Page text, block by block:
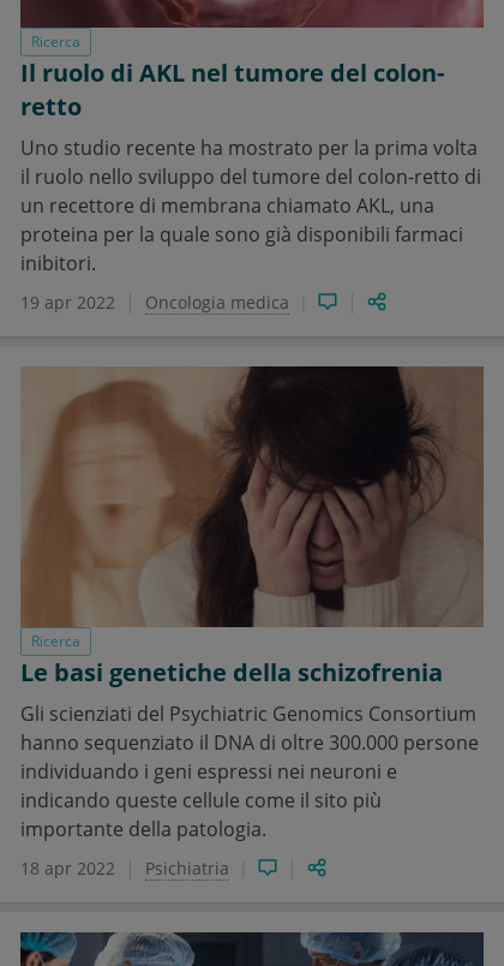
Ricerca
Il ruolo di AKL nel tumore del colon-
retto
Uno studio recente ha mostrato per la prima volta
il ruolo nello sviluppo del tumore del colon-retto di
un recettore di membrana chiamato AKL, una
proteina per la quale sono già disponibili farmaci
inibitori.
19 apr 2022 Oncologia medica
Ricerca
Le basi genetiche della schizofrenia
Gli scienziati del Psychiatric Genomics Consortium
hanno sequenziato il DNA di oltre 300.000 persone
individuando i geni espressi nei neuroni e
indicando queste cellule come il sito più
importante della patologia.
18 apr 2022 Psichiatria